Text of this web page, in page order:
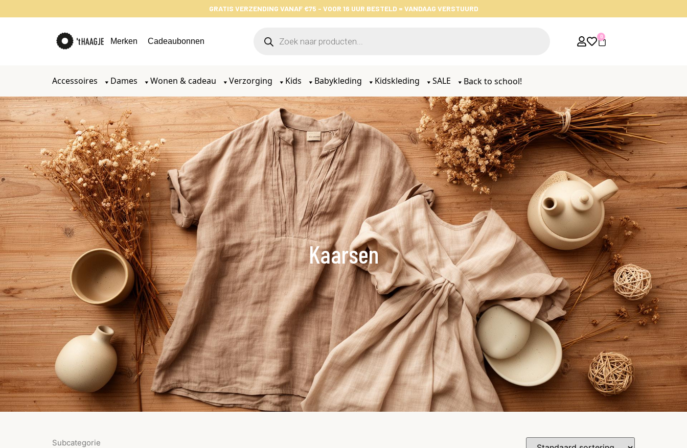
GRATIS VERZENDING VANAF €75 - VOOR 16 UUR BESTELD = VANDAAG VERSTUURD
Merken Cadeaubonnen
0
Accessoires Dames Wonen & cadeau Verzorging Kids Babykleding Kidskleding SALE Back to school!
Kaarsen
Subcategorie